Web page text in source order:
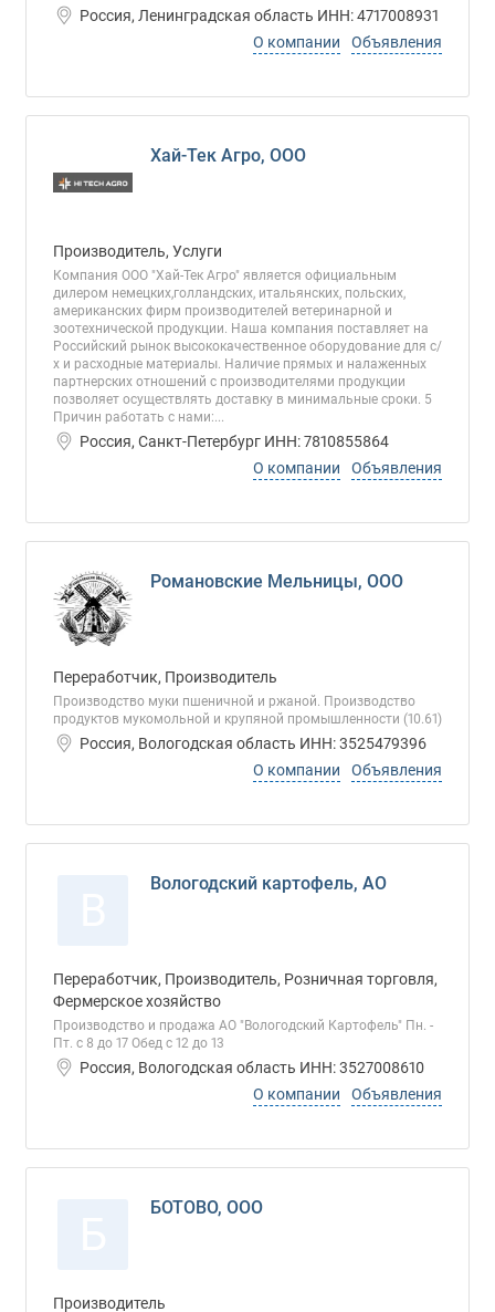
Россия, Ленинградская область ИНН: 4717008931
О компании
Объявления
Хай-Тек Агро, ООО
Производитель, Услуги
Компания ООО "Хай-Тек Агро" является официальным
дилером немецких,голландских, итальянских, польских,
американских фирм производителей ветеринарной и
зоотехнической продукции. Наша компания поставляет на
Российский рынок высококачественное оборудование для с/
х и расходные материалы. Наличие прямых и налаженных
партнерских отношений с производителями продукции
позволяет осуществлять доставку в минимальные сроки. 5
Причин работать с нами:...
Россия, Санкт-Петербург ИНН: 7810855864
О компании
Объявления
Романовские Мельницы, ООО
Переработчик, Производитель
Производство муки пшеничной и ржаной. Производство
продуктов мукомольной и крупяной промышленности (10.61)
Россия, Вологодская область ИНН: 3525479396
О компании
Объявления
Вологодский картофель, АО
Переработчик, Производитель, Розничная торговля,
Фермерское хозяйство
Производство и продажа АО "Вологодский Картофель" Пн. -
Пт. с 8 до 17 Обед с 12 до 13
Россия, Вологодская область ИНН: 3527008610
О компании
Объявления
БОТОВО, ООО
Производитель